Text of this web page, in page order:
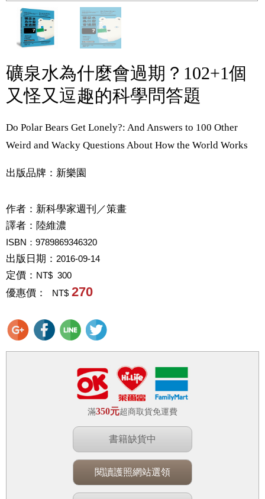
礦泉水為什麼會過期？102+1個
又怪又逗趣的科學問答題
Do Polar Bears Get Lonely?: And Answers to 100 Other
Weird and Wacky Questions About How the World Works
出版品牌：新樂園
作者： 新科學家週刊／策畫
譯者： 陸維濃
ISBN：9789869346320
出版日期： 2016-09-14
定價： NT$ 300
優惠價： NT$ 270
滿350元超商取貨免運費
書籍缺貨中
閱讀護照網站選領